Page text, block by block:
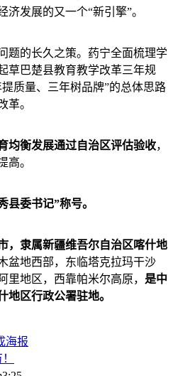
发展的又一个“新引擎”。
题的长久之策。药宁全面梳理学
草巴楚县教育教学改革三年规
质量、三年树品牌”的总体思路
革。
均衡发展通过自治区评估验收，
高。
县委书记”称号。
，隶属新疆维吾尔自治区喀什地
盆地西部，东临塔克拉玛干沙
里地区，西靠帕米尔高原， 是中
地区行政公署驻地。
海报